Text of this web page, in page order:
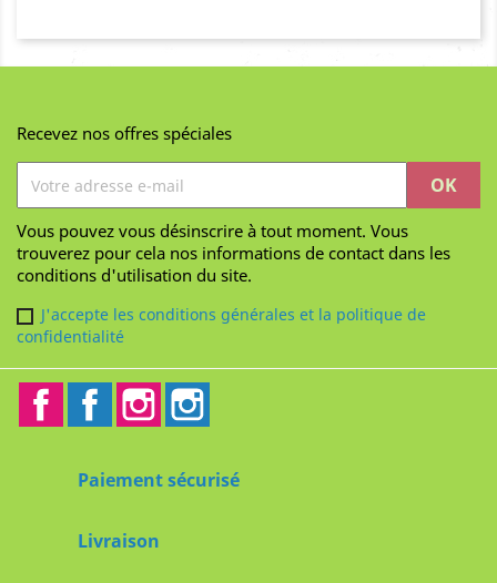
Recevez nos offres spéciales
Vous pouvez vous désinscrire à tout moment. Vous
trouverez pour cela nos informations de contact dans les
conditions d'utilisation du site.
J'accepte les conditions générales et la politique de
confidentialité
FacebookFacebook2Instagram
Paiement sécurisé
Livraison